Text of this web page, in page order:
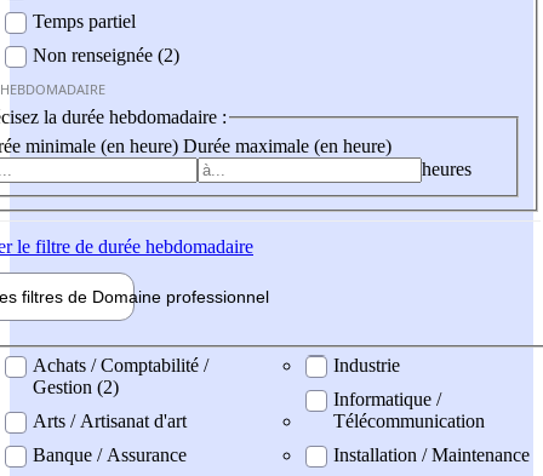
Temps partiel
Non renseignée (2)
la durée hebdomadaire :
minimale (en heure) Durée maximale (en heure)
heures
le filtre de durée hebdomadaire
filtres de Domaine professionnel
professionel
Achats / Comptabilité /
Gestion (2)
Arts / Artisanat d'art
Banque / Assurance
Industrie
Informatique /
Télécommunication
Installation / Maintenance